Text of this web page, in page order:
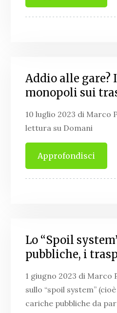
Addio alle gare?
monopoli sui
10 luglio 2023 di Marco
lettura su Domani
Approfondisci
Lo “Spoil
pubbliche, i
1 giugno 2023 di
sullo “spoil system”
cariche pubbliche da